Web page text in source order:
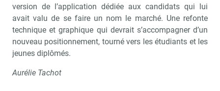
version de l’application dédiée aux candidats qui lui
avait valu de se faire un nom le marché. Une refonte
technique et graphique qui devrait s’accompagner d’un
nouveau positionnement, tourné vers les étudiants et les
jeunes diplômés.
Aurélie Tachot